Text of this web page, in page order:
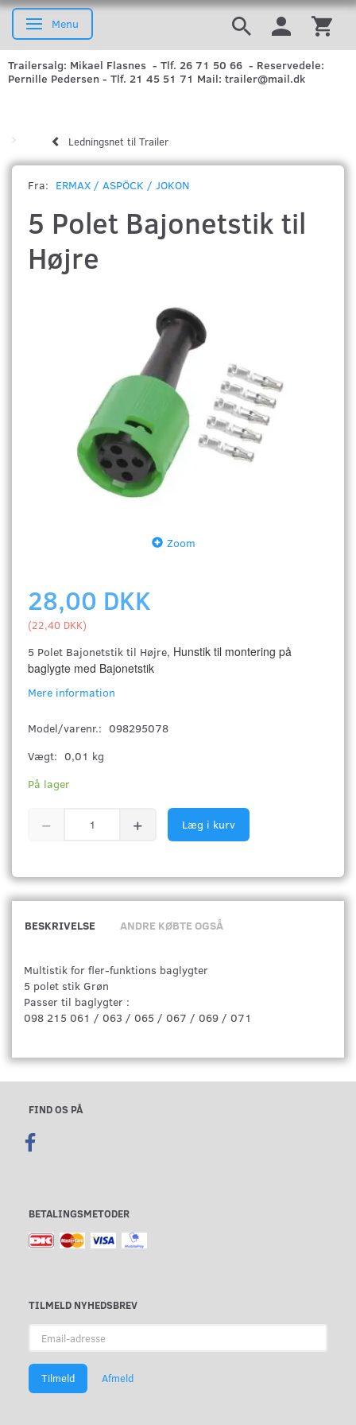
Skifte navigation
Menu
Trailersalg: Mikael Flasnes - Tlf. 26 71 50 66 - Reservedele:
Pernille Pedersen - Tlf. 21 45 51 71 Mail: trailer@mail.dk
Ledningsnet til Trailer
Fra: ERMAX / ASPÖCK / JOKON
5 Polet Bajonetstik til
Højre
Zoom
28,00 DKK
(22,40 DKK)
5 Polet Bajonetstik til Højre, Hunstik til montering på
baglygte med Bajonetstik
Mere information
Model/varenr.: 098295078
Vægt: 0,01 kg
På lager
Læg i kurv
BESKRIVELSE ANDRE KØBTE OGSÅ
Multistik for fler-funktions baglygter
5 polet stik Grøn
Passer til baglygter :
098 215 061 / 063 / 065 / 067 / 069 / 071
FIND OS PÅ
BETALINGSMETODER
TILMELD NYHEDSBREV
adresse
Tilmeld Afmeld